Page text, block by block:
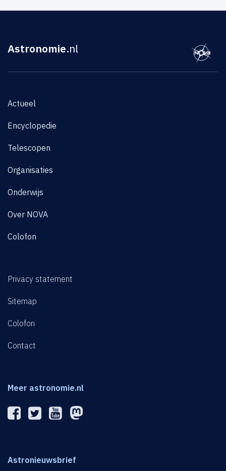
Astronomie.nl
Actueel
Encyclopedie
Telescopen
Organisaties
Onderwijs
Over NOVA
Colofon
Privacy statement
Sitemap
Colofon
Contact
Meer astronomie.nl
Astronieuwsbrief